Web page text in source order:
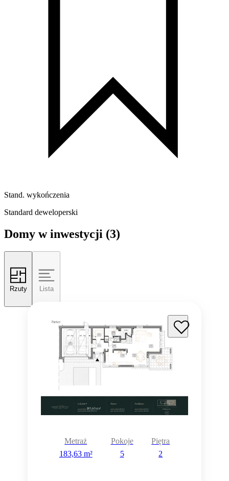
Stand. wykończenia
Standard deweloperski
Domy w inwestycji (3)
Rzuty Lista
Metraż
183,63 m²
Pokoje
5
Piętra
2